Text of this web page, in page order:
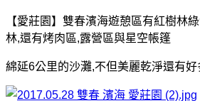
【愛莊園】雙春濱海遊憩區有紅樹林
林,還有烤肉區,露營區與星空帳篷
綿延6公里的沙灘,不但美麗乾淨還有好